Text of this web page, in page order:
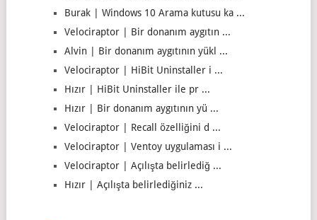
Burak | Windows 10 Arama kutusu ka ...
Velociraptor | Bir donanım aygıtın ...
Alvin | Bir donanım aygıtının yükl ...
Velociraptor | HiBit Uninstaller i ...
Hızır | HiBit Uninstaller ile pr ...
Hızır | Bir donanım aygıtının yü ...
Velociraptor | Recall özelliğini d ...
Velociraptor | Ventoy uygulaması i ...
Velociraptor | Açılışta belirlediğ ...
Hızır | Açılışta belirlediğiniz ...